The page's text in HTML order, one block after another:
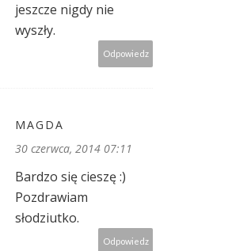
jeszcze nigdy nie
wyszły.
Odpowiedz
MAGDA
30 czerwca, 2014 07:11
Bardzo się cieszę :)
Pozdrawiam
słodziutko.
Odpowiedz